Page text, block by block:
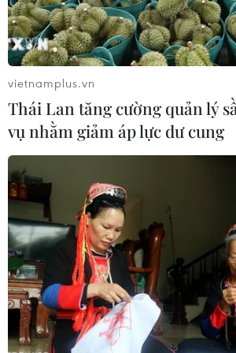
Đà Nẵng: Sóng cuốn 4 người tại
Nghê, 3 người mất tích
08/08/2026 06:02
Vượt lên di chứng chất độc da cam,
chàng trai Đồng Tháp tự tin làm chủ
cuộc đời
08/08/2026 06:00
Dắt chó đi dạo không đúng quy
định, bị phạt đến 2 triệu đồng?
08/08/2026 04:16
vietnamplus.vn
Thái Lan tăng cường quản lý
vụ nhằm giảm áp lực dư cung